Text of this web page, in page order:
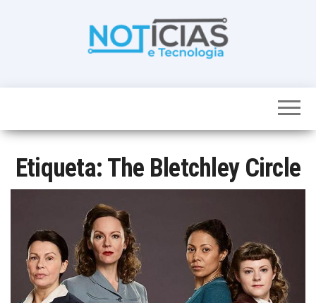
noticias de
num só lugar
Etiqueta: The Bletchley Circle